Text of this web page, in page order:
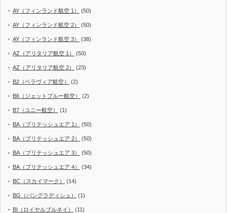
AY（フィンランド航空 1） (50)
AY（フィンランド航空 2） (50)
AY（フィンランド航空 3） (38)
AZ（アリタリア航空 1） (50)
AZ（アリタリア航空 2） (23)
B2（ベラヴィア航空） (2)
B6（ジェットブルー航空） (2)
B7（ユニー航空） (1)
BA（ブリテッシュエア 1） (50)
BA（ブリテッシュエア 2） (50)
BA（ブリテッシュエア 3） (50)
BA（ブリテッシュエア 4） (34)
BC（スカイマーク） (14)
BG（バングラディシュ） (1)
BI（ロイヤルブルネイ） (11)